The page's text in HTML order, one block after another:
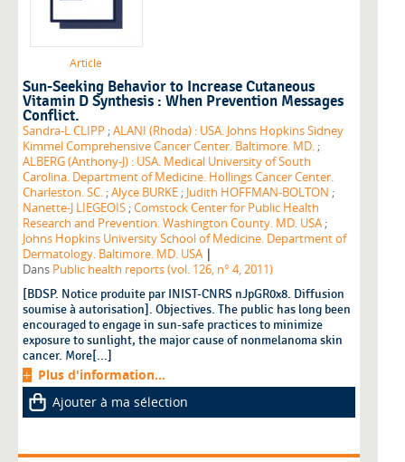
Article
Sun-Seeking Behavior to Increase Cutaneous
Vitamin D Synthesis : When Prevention Messages
Conflict.
Sandra-L CLIPP ;ALANI (Rhoda) : USA. Johns Hopkins Sidney
Kimmel Comprehensive Cancer Center. Baltimore. MD. ;
ALBERG (Anthony-J) : USA. Medical University of South
Carolina. Department of Medicine. Hollings Cancer Center.
Charleston. SC. ;Alyce BURKE ; Judith HOFFMAN-BOLTON ;
Nanette-J LIEGEOIS ;Comstock Center for Public Health
Research and Prevention. Washington County. MD. USA ;
Johns Hopkins University School of Medicine. Department of
Dermatology. Baltimore. MD. USA |
Dans Public health reports (vol. 126, n° 4, 2011)
[BDSP. Notice produite par INIST-CNRS nJpGR0x8. Diffusion
soumise à autorisation]. Objectives. The public has long been
encouraged to engage in sun-safe practices to minimize
exposure to sunlight, the major cause of nonmelanoma skin
cancer. More[...]
Plus d'information...
Ajouter à ma sélection